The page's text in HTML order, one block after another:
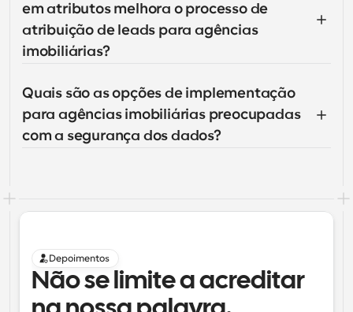
em atributos melhora o processo de
atribuição de leads para agências
imobiliárias?
Quais são as opções de implementação
para agências imobiliárias preocupadas
com a segurança dos dados?
Depoimentos
Não se limite a acreditar